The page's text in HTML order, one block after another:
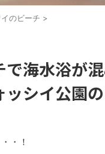
のビーチ >
で海水浴が
シイ公園
・！